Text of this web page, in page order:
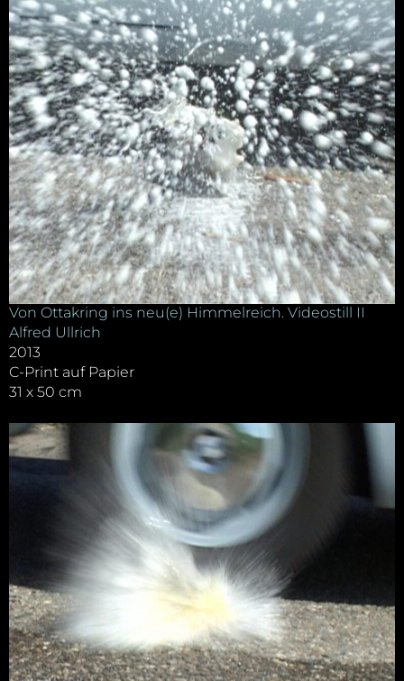
Von Ottakring ins neu(e) Himmelreich. Videostill II
Alfred Ullrich
2013
C-Print auf Papier
31 x 50 cm